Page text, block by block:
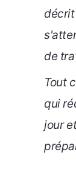
de
Tout
qui
jour